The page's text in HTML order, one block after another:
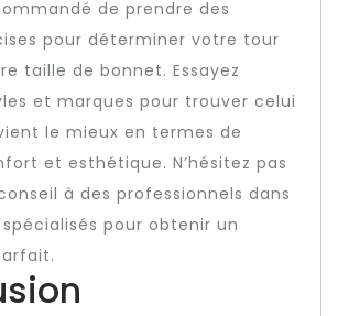
de prendre des
pour déterminer votre tour
taille de bonnet. Essayez
et marques pour trouver celui
le mieux en termes de
et esthétique. N’hésitez pas
à des professionnels dans
pour obtenir un